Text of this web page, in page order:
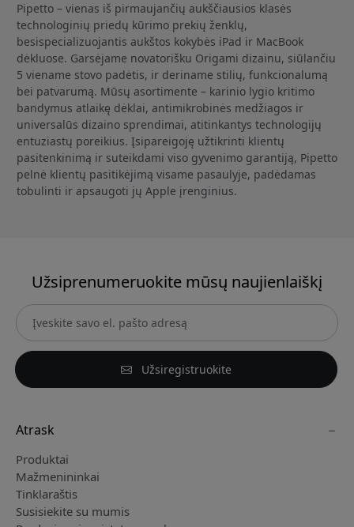
Pipetto – vienas iš pirmaujančių aukščiausios klasės
technologinių priedų kūrimo prekių ženklų,
besispecializuojantis aukštos kokybės iPad ir MacBook
dėkluose. Garsėjame novatorišku Origami dizainu, siūlančiu
5 viename stovo padėtis, ir deriname stilių, funkcionalumą
bei patvarumą. Mūsų asortimente – karinio lygio kritimo
bandymus atlaikę dėklai, antimikrobinės medžiagos ir
universalūs dizaino sprendimai, atitinkantys technologijų
entuziastų poreikius. Įsipareigoję užtikrinti klientų
pasitenkinimą ir suteikdami viso gyvenimo garantiją, Pipetto
pelnė klientų pasitikėjimą visame pasaulyje, padėdamas
tobulinti ir apsaugoti jų Apple įrenginius.
Užsiprenumeruokite mūsų naujienlaiškį
Užsiregistruokite
Atrask
Produktai
Mažmenininkai
Tinklaraštis
Susisiekite su mumis